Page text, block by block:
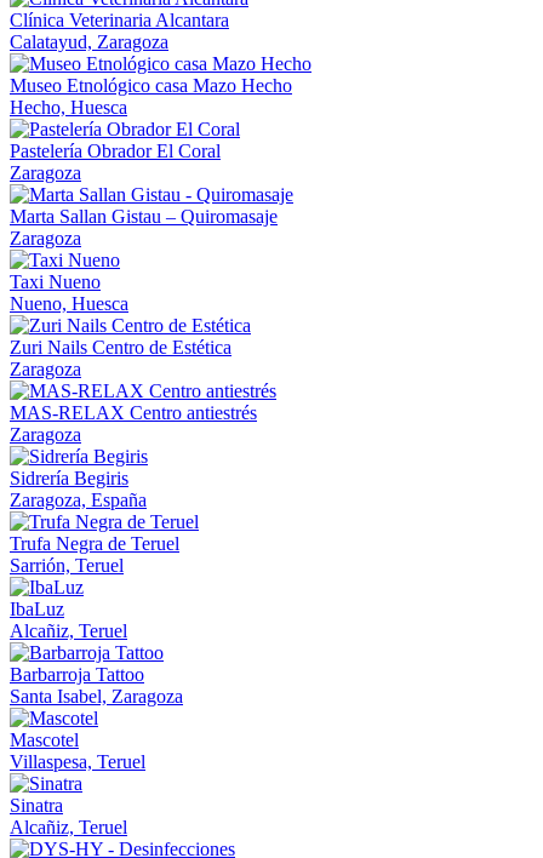
Clínica Veterinaria Alcantara
Calatayud, Zaragoza
Museo Etnológico casa Mazo Hecho
Hecho, Huesca
Pastelería Obrador El Coral
Zaragoza
Marta Sallan Gistau – Quiromasaje
Zaragoza
Taxi Nueno
Nueno, Huesca
Zuri Nails Centro de Estética
Zaragoza
MAS-RELAX Centro antiestrés
Zaragoza
Sidrería Begiris
Zaragoza, España
Trufa Negra de Teruel
Sarrión, Teruel
IbaLuz
Alcañiz, Teruel
Barbarroja Tattoo
Santa Isabel, Zaragoza
Mascotel
Villaspesa, Teruel
Sinatra
Alcañiz, Teruel